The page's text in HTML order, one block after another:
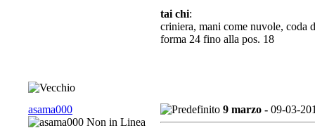
tai chi:
criniera, mani come nuvole, coda
forma 24 fino alla pos. 18
asama000 9 marzo - 09-03-